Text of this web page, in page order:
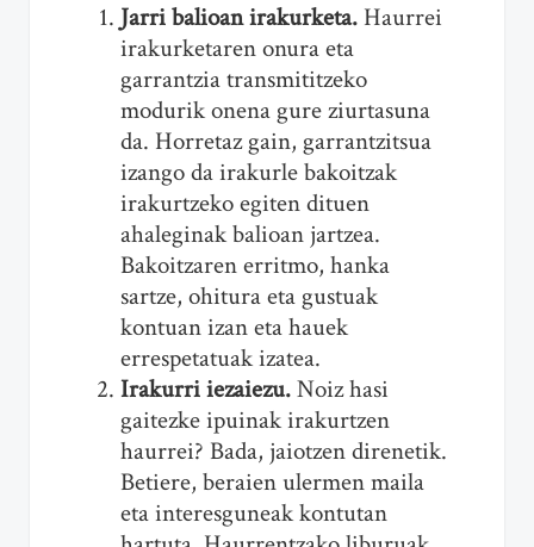
Jarri balioan irakurketa.Haurrei
irakurketaren onura eta
garrantzia transmititzeko
modurik onena gure ziurtasuna
da. Horretaz gain, garrantzitsua
izango da irakurle bakoitzak
irakurtzeko egiten dituen
ahaleginak balioan jartzea.
Bakoitzaren erritmo, hanka
sartze, ohitura eta gustuak
kontuan izan eta hauek
errespetatuak izatea.
Irakurri iezaiezu.Noiz hasi
gaitezke ipuinak irakurtzen
haurrei? Bada, jaiotzen direnetik.
Betiere, beraien ulermen maila
eta interesguneak kontutan